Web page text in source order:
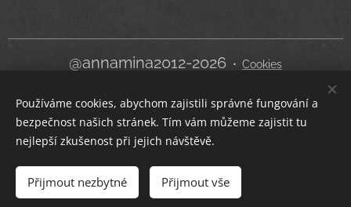
Do košíku
@annamina2012-2026 Cookies
Jazyky
Čeština
English
Používáme cookies, abychom zajistili správné fungování a
bezpečnost našich stránek. Tím vám můžeme zajistit tu
nejlepší zkušenost při jejich návštěvě.
Přijmout nezbytné Přijmout vše